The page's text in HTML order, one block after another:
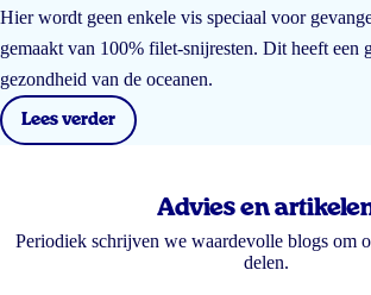
Hier wordt geen enkele vis speciaal voor
gemaakt van 100% filet-snijresten. Dit heeft een
gezondheid van de oceanen.
Lees verder
Advies en
Periodiek schrijven we waardevolle blogs om
delen.